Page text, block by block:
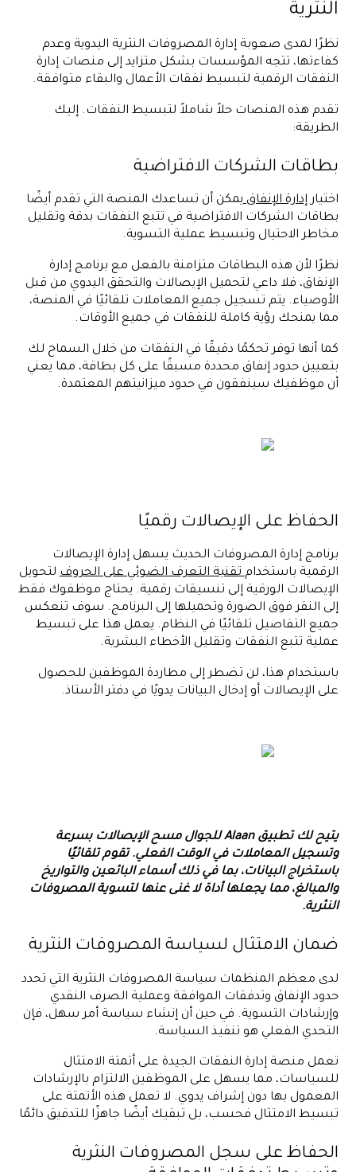
النثرية
نظرًا لمدى صعوبة إدارة المصروفات النثرية اليدوية وعدم
كفاءتها، تتجه المؤسسات بشكل متزايد إلى منصات إدارة
النفقات الرقمية لتبسيط نفقات الأعمال والبقاء متوافقة.
تقدم هذه المنصات حلاً شاملاً لتبسيط النفقات. إليك
الطريقة:
بطاقات الشركات الافتراضية
اختيارإدارة الإنفاقيمكن أن تساعدك المنصة التي تقدم أيضًا
بطاقات الشركات الافتراضية في تتبع النفقات بدقة وتقليل
مخاطر الاحتيال وتبسيط عملية التسوية.
نظرًا لأن هذه البطاقات متزامنة بالفعل مع برنامج إدارة
الإنفاق، فلا داعي لتحميل الإيصالات والتحقق اليدوي من قبل
الأوصياء. يتم تسجيل جميع المعاملات تلقائيًا في المنصة،
مما يمنحك رؤية كاملة للنفقات في جميع الأوقات.
كما أنها توفر تحكمًا دقيقًا في النفقات من خلال السماح لك
بتعيين حدود إنفاق محددة مسبقًا على كل بطاقة، مما يعني
أن موظفيك سينفقون في حدود ميزانيتهم المعتمدة.
الحفاظ على الإيصالات رقميًا
برنامج إدارة المصروفات الحديث يسهل إدارة الإيصالات
الرقمية باستخدامتقنية التعرف الضوئي على الحروفلتحويل
الإيصالات الورقية إلى تنسيقات رقمية. يحتاج موظفوك فقط
إلى النقر فوق الصورة وتحميلها إلى البرنامج. سوف تنعكس
جميع التفاصيل تلقائيًا في النظام. يعمل هذا على تبسيط
عملية تتبع النفقات وتقليل الأخطاء البشرية.
باستخدام هذا، لن تضطر إلى مطاردة الموظفين للحصول
على الإيصالات أو إدخال البيانات يدويًا في دفتر الأستاذ.
يتيح لك تطبيق Alaan للجوال مسح الإيصالات بسرعة
وتسجيل المعاملات في الوقت الفعلي. تقوم تلقائيًا
باستخراج البيانات، بما في ذلك أسماء البائعين والتواريخ
والمبالغ، مما يجعلها أداة لا غنى عنها لتسوية المصروفات
النثرية.
ضمان الامتثال لسياسة المصروفات النثرية
لدى معظم المنظمات سياسة المصروفات النثرية التي تحدد
حدود الإنفاق وتدفقات الموافقة وعملية الصرف النقدي
وإرشادات التسوية. في حين أن إنشاء سياسة أمر سهل، فإن
التحدي الفعلي هو تنفيذ السياسة.
تعمل منصة إدارة النفقات الجيدة على أتمتة الامتثال
للسياسات، مما يسهل على الموظفين الالتزام بالإرشادات
المعمول بها دون إشراف يدوي. لا تعمل هذه الأتمتة على
تبسيط الامتثال فحسب، بل تبقيك أيضًا جاهزًا للتدقيق دائمًا
الحفاظ على سجل المصروفات النثرية